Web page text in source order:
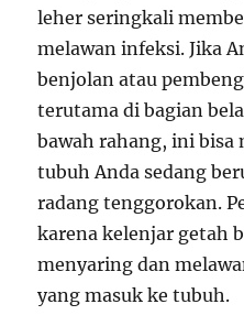
leher seringkali
melawan infeksi. Jika
benjolan atau
terutama di bagian
bawah rahang, ini bisa
tubuh Anda sedang
radang tenggorokan.
karena kelenjar getah
menyaring dan
yang masuk ke tubuh.